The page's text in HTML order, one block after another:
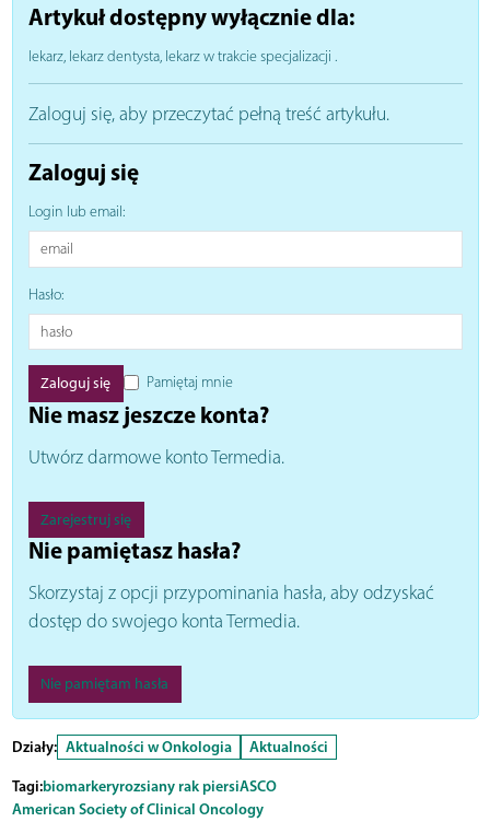
Artykuł dostępny wyłącznie dla:
lekarz, lekarz dentysta, lekarz w trakcie specjalizacji .
Zaloguj się, aby przeczytać pełną treść artykułu.
Zaloguj się
Login lub email:
Hasło:
Pamiętaj mnie
Nie masz jeszcze konta?
Utwórz darmowe konto Termedia.
Zarejestruj się
Nie pamiętasz hasła?
Skorzystaj z opcji przypominania hasła, aby odzyskać
dostęp do swojego konta Termedia.
Nie pamiętam hasła
Działy: Aktualności w Onkologia
Aktualności
Tagi:biomarkeryrozsiany rak piersiASCO
American Society of Clinical Oncology